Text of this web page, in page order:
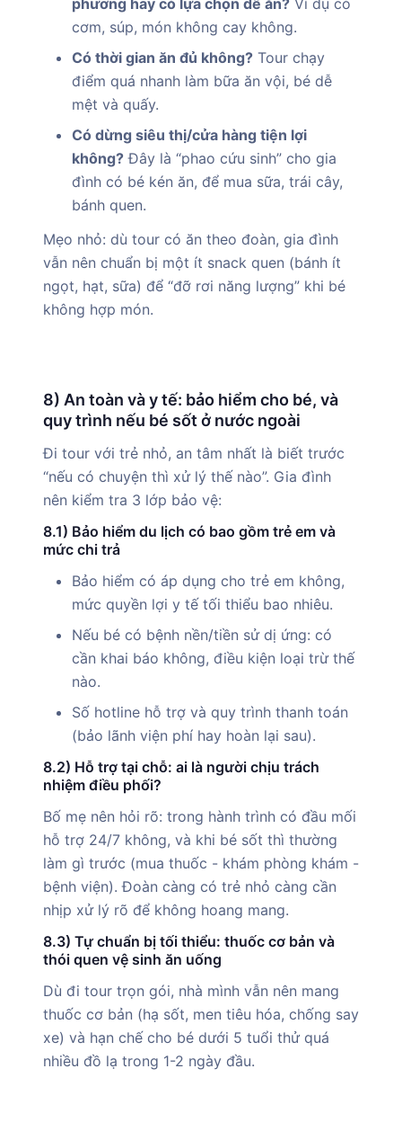
cơm, súp, món không cay không.
Có thời gian ăn đủ không? Tour chạy
điểm quá nhanh làm bữa ăn vội, bé dễ
mệt và quấy.
Có dừng siêu thị/cửa hàng tiện lợi
không? Đây là “phao cứu sinh” cho gia
đình có bé kén ăn, để mua sữa, trái cây,
bánh quen.
Mẹo nhỏ: dù tour có ăn theo đoàn, gia đình
vẫn nên chuẩn bị một ít snack quen (bánh ít
ngọt, hạt, sữa) để “đỡ rơi năng lượng” khi bé
không hợp món.
8) An toàn và y tế: bảo hiểm cho bé, và
quy trình nếu bé sốt ở nước ngoài
Đi tour với trẻ nhỏ, an tâm nhất là biết trước
“nếu có chuyện thì xử lý thế nào”. Gia đình
nên kiểm tra 3 lớp bảo vệ:
8.1) Bảo hiểm du lịch có bao gồm trẻ em và
mức chi trả
Bảo hiểm có áp dụng cho trẻ em không,
mức quyền lợi y tế tối thiểu bao nhiêu.
Nếu bé có bệnh nền/tiền sử dị ứng: có
cần khai báo không, điều kiện loại trừ thế
nào.
Số hotline hỗ trợ và quy trình thanh toán
(bảo lãnh viện phí hay hoàn lại sau).
8.2) Hỗ trợ tại chỗ: ai là người chịu trách
nhiệm điều phối?
Bố mẹ nên hỏi rõ: trong hành trình có đầu mối
hỗ trợ 24/7 không, và khi bé sốt thì thường
làm gì trước (mua thuốc - khám phòng khám -
bệnh viện). Đoàn càng có trẻ nhỏ càng cần
nhịp xử lý rõ để không hoang mang.
8.3) Tự chuẩn bị tối thiểu: thuốc cơ bản và
thói quen vệ sinh ăn uống
Dù đi tour trọn gói, nhà mình vẫn nên mang
thuốc cơ bản (hạ sốt, men tiêu hóa, chống say
xe) và hạn chế cho bé dưới 5 tuổi thử quá
nhiều đồ lạ trong 1-2 ngày đầu.